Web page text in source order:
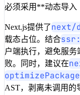
必须采用**动态导入
Next.js提供了next/
载态占位。结合
户端执行，避免服务
败。同时，建议在
AST，剥离未调用的